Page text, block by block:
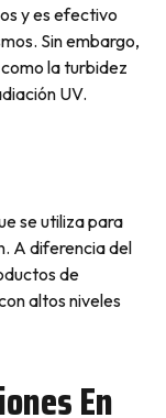
y es efectivo
Sin embargo,
la turbidez
UV.
se utiliza para
A diferencia del
de
altos niveles
En